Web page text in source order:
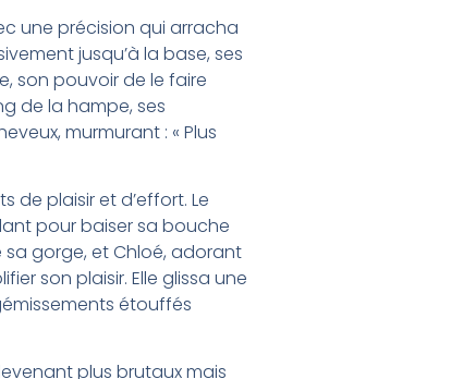
une précision qui arracha
jusqu’à la base, ses
son pouvoir de le faire
de la hampe, ses
murmurant : « Plus
de plaisir et d’effort. Le
pour baiser sa bouche
gorge, et Chloé, adorant
son plaisir. Elle glissa une
étouffés
plus brutaux mais